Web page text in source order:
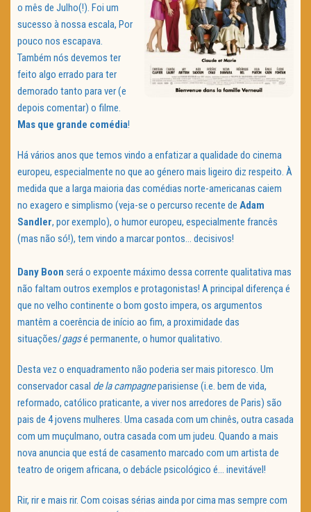
o mês de Julho(!). Foi um
sucesso à nossa escala, Por
pouco nos escapava.
Também nós devemos ter
feito algo errado para ter
demorado tanto para ver (e
depois comentar) o filme.
Mas que grande comédia!
Há vários anos que temos vindo a enfatizar a qualidade do cinema
europeu, especialmente no que ao género mais ligeiro diz respeito. À
medida que a larga maioria das comédias norte-americanas caiem
no exagero e simplismo (veja-se o percurso recente de Adam
Sandler, por exemplo), o humor europeu, especialmente francês
(mas não só!), tem vindo a marcar pontos… decisivos!
Dany Boon será o expoente máximo dessa corrente qualitativa mas
não faltam outros exemplos e protagonistas! A principal diferença é
que no velho continente o bom gosto impera, os argumentos
mantêm a coerência de início ao fim, a proximidade das
situações/gagsé permanente, o humor qualitativo.
Desta vez o enquadramento não poderia ser mais pitoresco. Um
conservador casal de la campagneparisiense (i.e. bem de vida,
reformado, católico praticante, a viver nos arredores de Paris) são
pais de 4 jovens mulheres. Uma casada com um chinês, outra casada
com um muçulmano, outra casada com um judeu. Quando a mais
nova anuncia que está de casamento marcado com um artista de
teatro de origem africana, o debácle psicológico é… inevitável!
Rir, rir e mais rir. Com coisas sérias ainda por cima mas sempre com